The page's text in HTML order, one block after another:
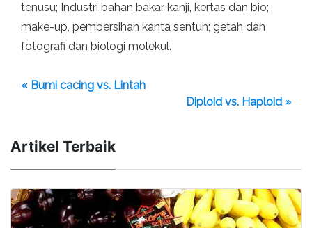
tenusu; Industri bahan bakar kanji, kertas dan bio;
make-up, pembersihan kanta sentuh; getah dan
fotografi dan biologi molekul.
« Bumi cacing vs. Lintah
Diploid vs. Haploid »
Artikel Terbaik